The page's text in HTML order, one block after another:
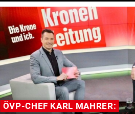
ÖVP-CHEF KARL MAHRER: